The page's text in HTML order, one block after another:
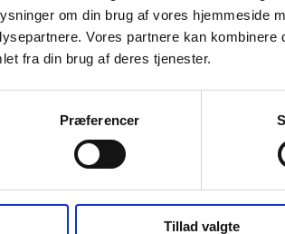
om din brug af vores hjemmeside
Vores partnere kan
fra din brug af deres tjenester.
Præferencer
Tillad valgte